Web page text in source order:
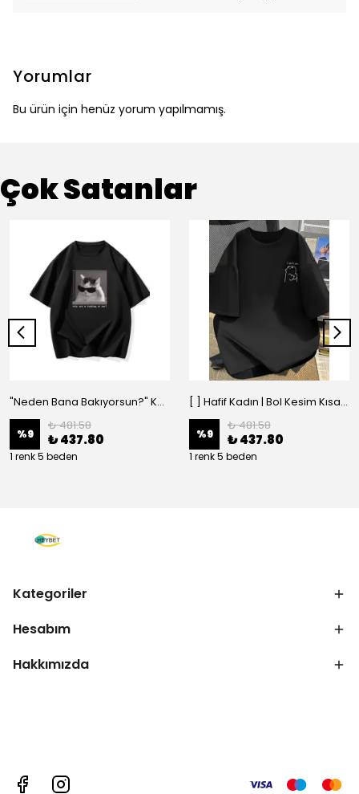
Yorumlar
Bu ürün için henüz yorum yapılmamış.
Çok Satanlar
"Neden Bana Bakıyorsun?" Komik Kedi Grafik Tişört - Dijital Baskılı Siyah Bol - Siyah
%9
₺ 481.58
₺ 437.80
1 renk 5 beden
[ ] Hafif Kadın | Bol Kesim Kısa Kollu Yuvarlak Yaka Eğlenceli Karikatür Ayı ve - Siyah
%9
₺ 481.58
₺ 437.80
1 renk 5 beden
Kategoriler
Hesabım
Hakkımızda